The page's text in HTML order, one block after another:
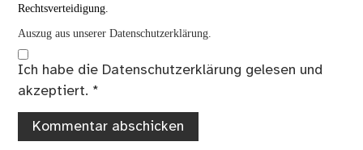
Rechtsverteidigung.
Auszug aus unserer Datenschutzerklärung.
Ich habe die Datenschutzerklärung gelesen und
akzeptiert. *